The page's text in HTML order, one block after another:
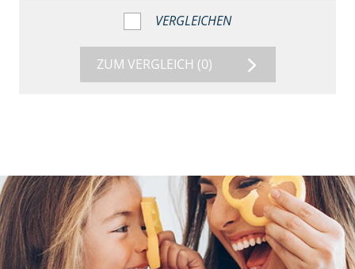
VERGLEICHEN
ZUM VERGLEICH (0)